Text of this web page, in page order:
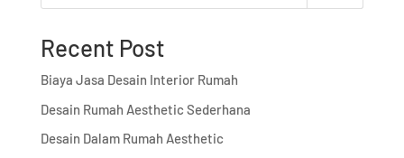
Recent Post
Biaya Jasa Desain Interior Rumah
Desain Rumah Aesthetic Sederhana
Desain Dalam Rumah Aesthetic